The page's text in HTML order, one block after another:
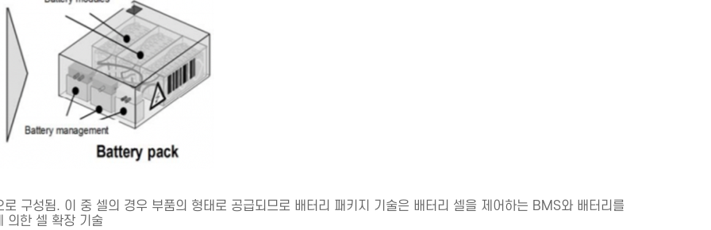
로 구성됨. 이 중 셀의 경우 부품의 형태로 공급되므로 배터리 패키지 기술은 배터리 셀을 제어하는 BMS와 배터리를
의한 셀 확장 기술